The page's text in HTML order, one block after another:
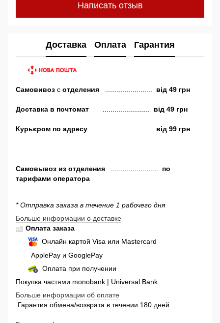
Написать отзыв
Доставка Оплата Гарантия
Самовивоз с отделения ........................ від 49 грн
Доставка в почтомат ........................ від 49 грн
Курьєром по адресу ........................ від 99 грн
Самовывоз из отделения ........................ по
тарифами оператора
* Отправка заказа в течение 1 рабочего дня
Больше информации о доставке
Оплата заказа
Онлайн картой Visa или Mastercard
ApplePay и GooglePay
Оплата при получении
Покупка частями monobank | Universal Bank
Больше информации об оплате
Гарантия обмена/возврата в течении 180 дней.